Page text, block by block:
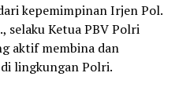
kepemimpinan Irjen Pol.
selaku Ketua PBV Polri
aktif membina dan
lingkungan Polri.